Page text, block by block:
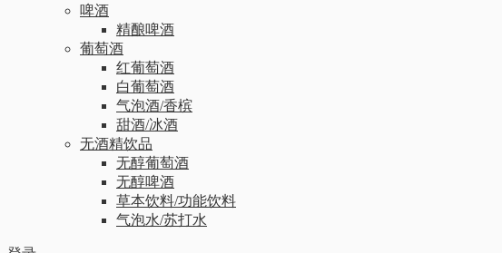
啤酒
精酿啤酒
葡萄酒
红葡萄酒
白葡萄酒
气泡酒/香槟
甜酒/冰酒
无酒精饮品
无醇葡萄酒
无醇啤酒
草本饮料/功能饮料
气泡水/苏打水